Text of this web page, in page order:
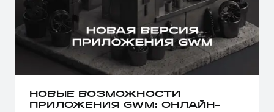
НОВЫЕ ВОЗМОЖНОСТИ
ПРИЛОЖЕНИЯ GWM: ОНЛАЙН-